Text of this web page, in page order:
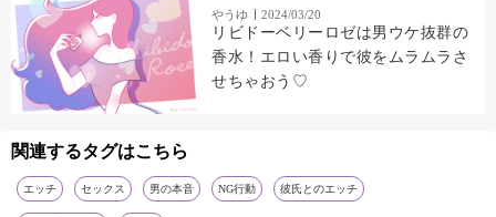
やうゆ 2024/03/20
リビドーベリーロゼは男ウケ抜群の
香水！エロい香りで彼をムラムラさ
せちゃおう♡
関連するタグはこちら
エッチ セックス 男の本音 NG行動 彼氏とのエッチ